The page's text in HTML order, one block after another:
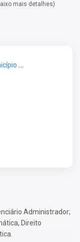
mais detalhes)
Previdência Social dos Servidores do Município de Guarujá - Guarujá Previdência
Administrador;
Direito